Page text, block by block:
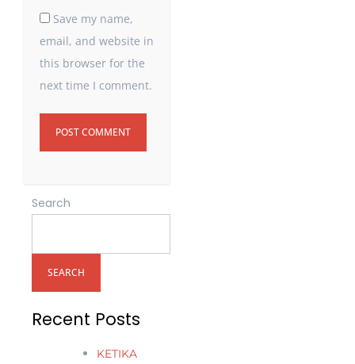
Save my name,
email, and website in
this browser for the
next time I comment.
Search
SEARCH
Recent Posts
KETIKA